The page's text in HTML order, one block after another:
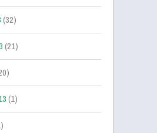
(32)
(21)
(1)